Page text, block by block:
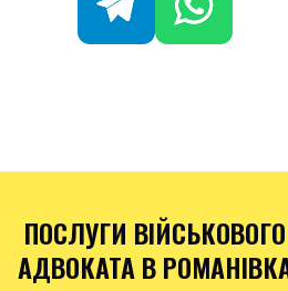
ПОСЛУГИ ВІЙСЬКОВОГО
АДВОКАТА В